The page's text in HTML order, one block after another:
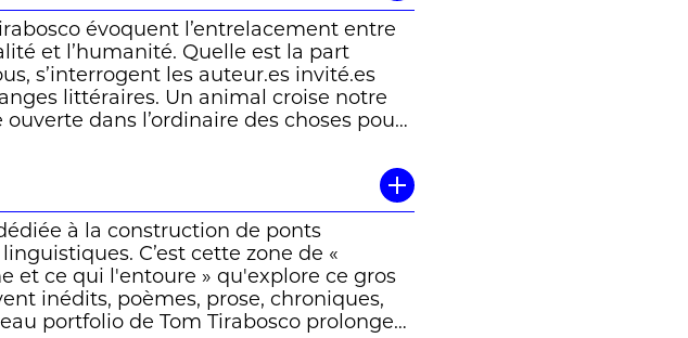
la lecture devient affût. Inspirant. »
évoquent l’entrelacement entre
et l’humanité. Quelle est la part
s’interrogent les auteur.es invité.es
littéraires. Un animal croise notre
ouverte dans l’ordinaire des choses pour
de nature s’inscrit dans les déliés de
sociale. Chacun.e est ainsi
sa monstruosité et son humanité,
part domestiquée. » Catherine Fattebert
à la construction de ponts
C’est cette zone de «
et ce qui l'entoure » qu'explore ce gros
inédits, poèmes, prose, chroniques,
portfolio de Tom Tirabosco prolonge